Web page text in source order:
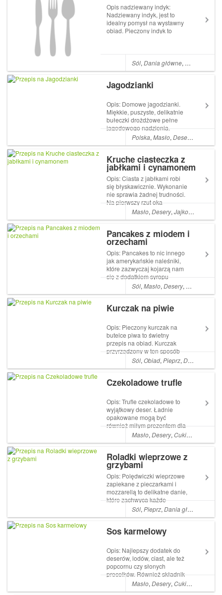
Opis nadziewany indyk:
Nadziewany indyk, jest to
idealny pomysł na wystawny
obiad. Pieczony indyk to
Polsce indyk również był
jednym z lepszych dań,
przygotowujemy go...
Sól,Dania główne, Masło
Jagodzianki
Opis: Domowe jagodzianki.
Miękkie, puszyste, delikatnie
bułeczki drożdżowe pełne
jagodowego nadzienia.
Idealne na śniadania jak i na
słodki podwieczorek.
pszennej 250 ml ciepłego
mleka 50 g świeżych drożdży
1 jajko 6 żółtek 100 g ...
Polska,Masło,Desery ,
Kruche ciasteczka z
jabłkami i cynamonem
Opis: Ciasta z jabłkami robi
się błyskawicznie. Wykonanie
nie sprawia żadnej trudności.
Na pierwszy rzut oka
wyglądają jak kruche rogaliki,
ale to zmyłka, bo są miękkie i
szklanki mąki pszennej 1
jajko 15 g świeżych drożdży
200 g...
Masło,Desery,Jajko,Mąka
Pancakes z miodem i
orzechami
Opis: Pancakes to nic innego
jak amerykańskie naleśniki,
które zazwyczaj kojarzą nam
się z dodatkiem syropu
klonowego. Ale ja polecam
inny wyśmienity przepis na tą
zapraszam na przepis z
dodatkiem miodu oraz z
orzechami. Składnik...
Sól,Masło,Desery, Śniadania
Kurczak na piwie
Opis: Pieczony kurczak na
butelce piwa to świetny
przepis na obiad. Kurczak
przyrządzony w ten sposób
jest soczysty i smaczny. Nie
wymaga dużego nakładu
nim warzywa są kruche.
łyżeczka ostrej papryki 1...
Sól,Obiad,Pieprz,Dania główne
Czekoladowe trufle
Opis: Trufle czekoladowe to
wyjątkowy deser. Ładnie
opakowane mogą być
również miłym prezentem dla
najbliższych. Są pyszne,
miękkie, jak z topowej pijalni
kakao. Można je również
obtaczać w wiórkach
czekoladowych, roztopionej ...
Masło,Desery,Cukier puder
Roladki wieprzowe z
grzybami
Opis: Polędwiczki wieprzowe
zapiekane z pieczarkami i
mozzarellą to delikatne danie,
które zachwyca każde
podniebienie. Mozzarella
przykrywa pieczarki, pod
soczyste polędwiczki
wieprzowe. Najlepiej
podawać z dodatkiem pie...
Sól,Pieprz,Dania główne
Sos karmelowy
Opis: Najlepszy dodatek do
deserów, lodów, ciast, ale też
popcornu czy słonych
precelków. Również składnik
deserów czy ciast. Najlepszy,
domowy, prosty sos
Masło,Desery,Cukier